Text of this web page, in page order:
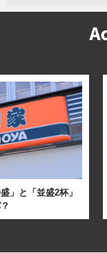
」と「並盛2杯」